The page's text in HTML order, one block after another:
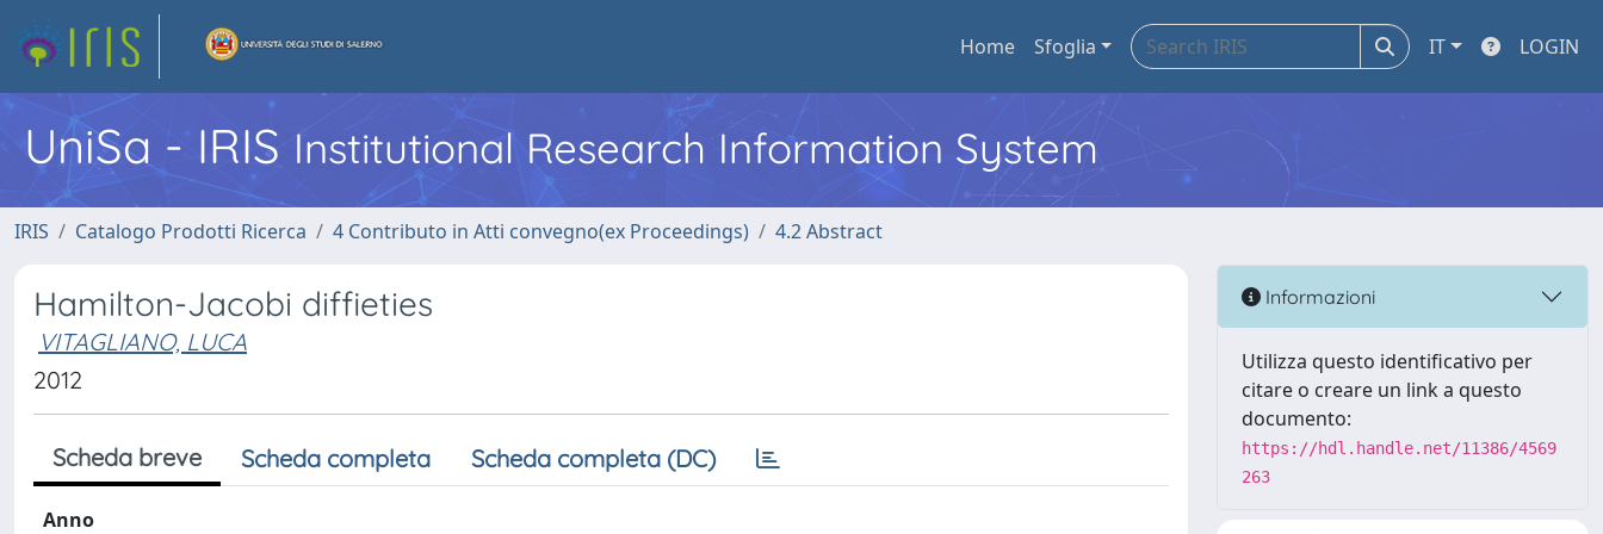
Home Sfoglia IT LOGIN
UniSa - IRIS Institutional Research Information System
IRIS Catalogo Prodotti Ricerca 4 Contributo in Atti convegno(ex Proceedings) 4.2 Abstract
Hamilton-Jacobi diffieties
VITAGLIANO, LUCA
2012
Scheda breve Scheda completa Scheda completa (DC)
Anno
Informazioni
Utilizza questo identificativo per
citare o creare un link a questo
documento:
https://hdl.handle.net/11386/4569
263